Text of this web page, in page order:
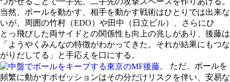
当然、ボールを動かす、相手を動かす戦術はひとりでは出来な
いが、周囲の竹村（EDO）や田中（日立ビル）、さらにひ
とっ飛びした両サイドとの関係性も向上の兆しがあり、後藤は
「ようやくみんなの特徴がわかってきた。それが結果にもつな
がりだしてる」と手応えを口にする。
ただ、ボールを
頻繁に動かすポゼッションはその分だけリスクを伴い、安易な